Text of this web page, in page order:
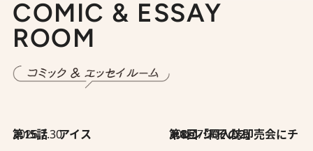
COMIC & ESSAY
ROOM
2026.7.30
第15話 アイス 2026.7.30
第8回「同人誌即売会にチャレンジ その2」